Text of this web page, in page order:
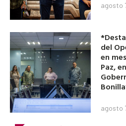
agosto
del
en
Paz,
agosto